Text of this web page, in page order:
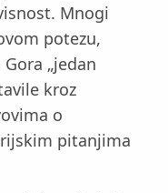
Mnogi
potezu,
„jedan
kroz
o
pitanjima